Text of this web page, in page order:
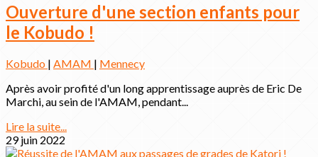
Ouverture d'une section enfants pour
le Kobudo !
Kobudo | AMAM | Mennecy
Après avoir profité d'un long apprentissage auprès de Eric De
Marchi, au sein de l'AMAM, pendant...
Lire la suite...
29 juin 2022